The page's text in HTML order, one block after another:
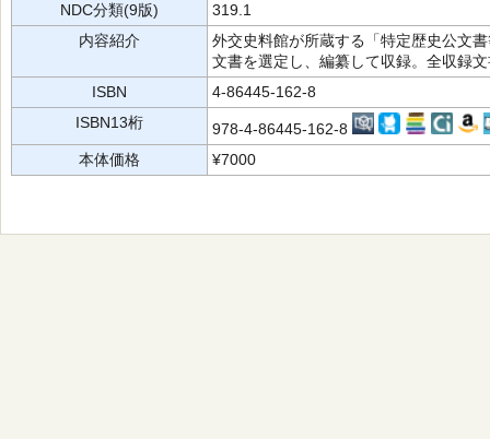
NDC分類(9版)
319.1
内容紹介
外交史料館が所蔵する「特定歴史公文
文書を選定し、編纂して収録。全収録
ISBN
4-86445-162-8
ISBN13桁
978-4-86445-162-8
本体価格
¥7000